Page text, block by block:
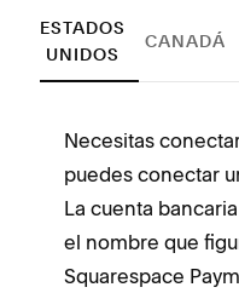
ESTADOS
UNIDOS
CANADÁ
Necesitas
puedes conectar
La cuenta
el nombre que
Squarespace